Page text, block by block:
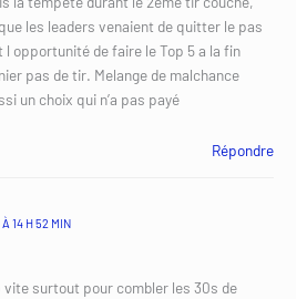
les leaders venaient de quitter le pas
opportunité de faire le Top 5 a la fin
pas de tir. Melange de malchance
un choix qui n’a pas payé
Répondre
14 H 52 MIN
surtout pour combler les 30s de